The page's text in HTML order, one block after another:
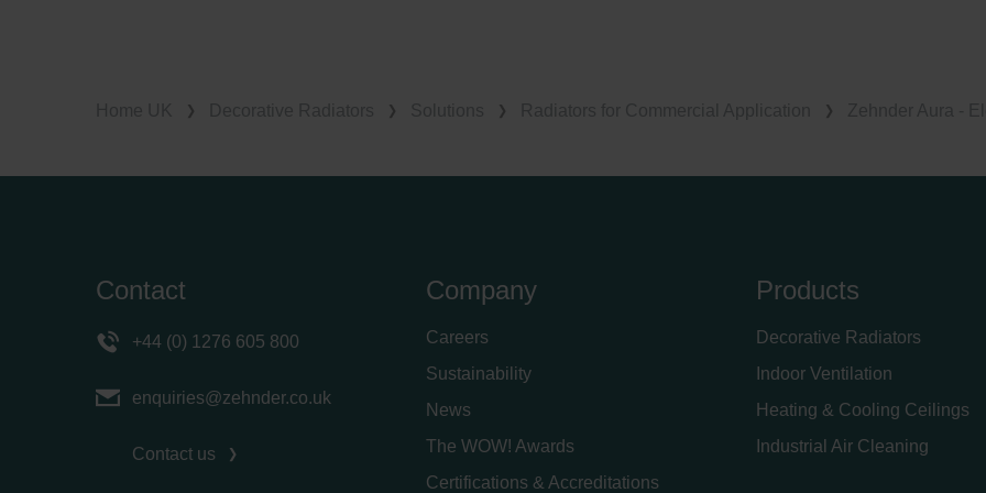
Contact
+44 (0) 1276 605 800
enquiries@zehnder.co.uk
Contact us
Company
Careers
Sustainability
News
The WOW! Awards
Certifications & Accreditations
Products
Decorative Radiators
Indoor Ventilation
Heating & Cooling Ceilings
Industrial Air Cleaning